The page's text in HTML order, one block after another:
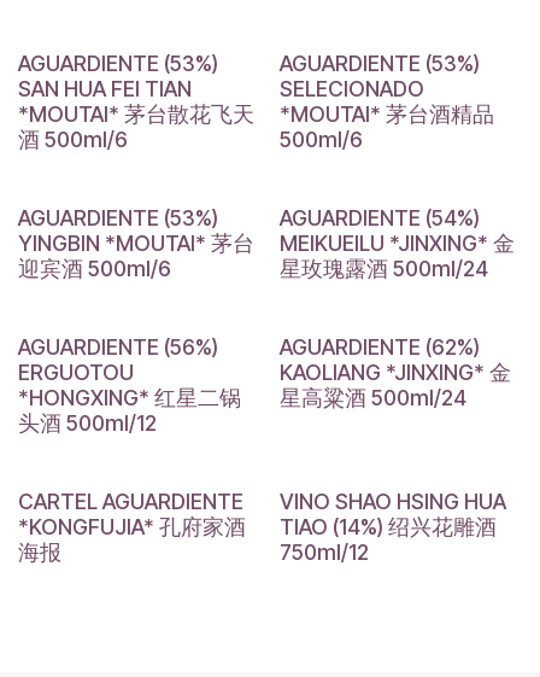
AGUARDIENTE (53%)
SAN HUA FEI TIAN
*MOUTAI* 茅台散花飞天
酒 500ml/6
AGUARDIENTE (53%)
SELECIONADO
*MOUTAI* 茅台酒精品
500ml/6
AGUARDIENTE (53%)
YINGBIN *MOUTAI* 茅台
迎宾酒 500ml/6
AGUARDIENTE (54%)
MEIKUEILU *JINXING* 金
星玫瑰露酒 500ml/24
AGUARDIENTE (56%)
ERGUOTOU
*HONGXING* 红星二锅
头酒 500ml/12
AGUARDIENTE (62%)
KAOLIANG *JINXING* 金
星高粱酒 500ml/24
CARTEL AGUARDIENTE
*KONGFUJIA* 孔府家酒
海报
VINO SHAO HSING HUA
TIAO (14%) 绍兴花雕酒
750ml/12